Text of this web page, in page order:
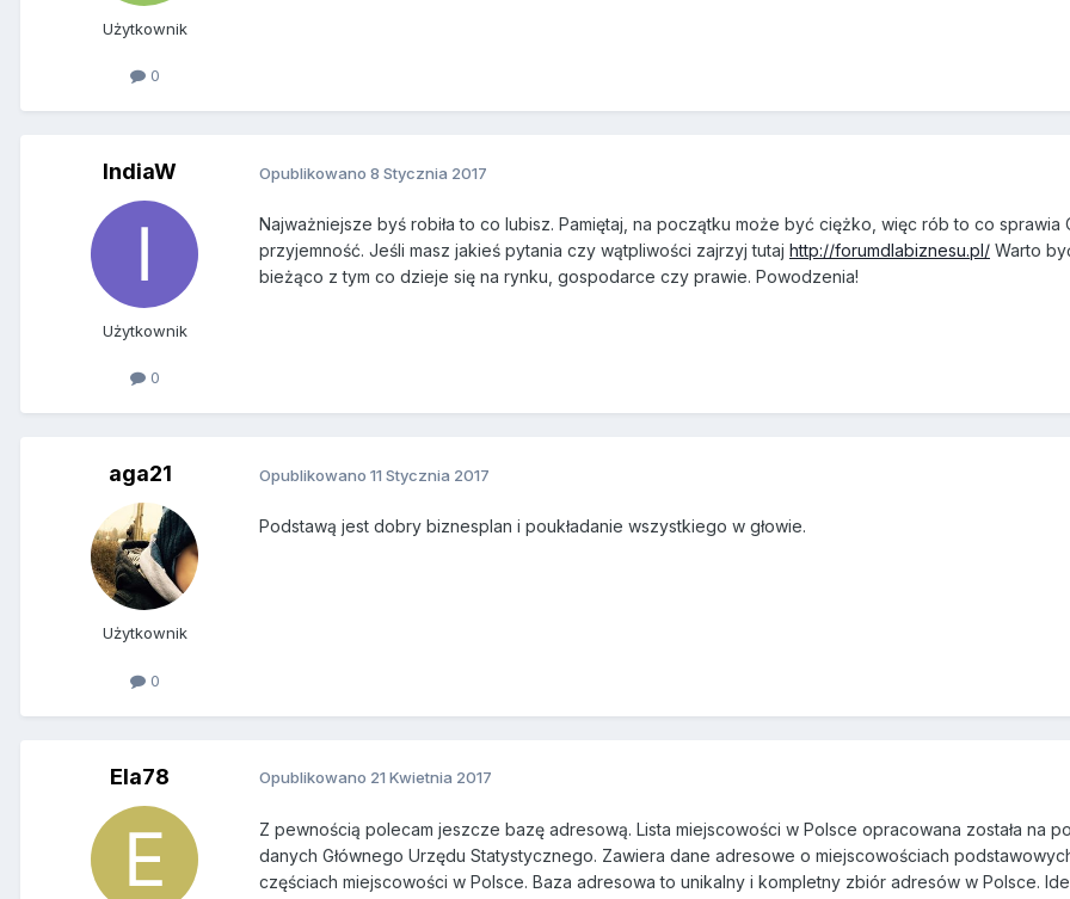
Użytkownik
0
IndiaW
Użytkownik
0
Opublikowano 8 Stycznia 2017
Najważniejsze byś robiła to co lubisz. Pamiętaj, na początku może być ciężko, więc rób to co sprawia
przyjemność. Jeśli masz jakieś pytania czy wątpliwości zajrzyj tutaj http://forumdlabiznesu.pl/ Warto
bieżąco z tym co dzieje się na rynku, gospodarce czy prawie. Powodzenia!
aga21
Użytkownik
0
Opublikowano 11 Stycznia 2017
Podstawą jest dobry biznesplan i poukładanie wszystkiego w głowie.
Ela78 Opublikowano 21 Kwietnia 2017
Z pewnością polecam jeszcze bazę adresową. Lista miejscowości w Polsce opracowana została na
danych Głównego Urzędu Statystycznego. Zawiera dane adresowe o miejscowościach
częściach miejscowości w Polsce. Baza adresowa to unikalny i kompletny zbiór adresów w Polsce.